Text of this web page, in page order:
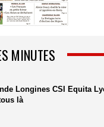
MINUTES
Longines CSI Equita
là